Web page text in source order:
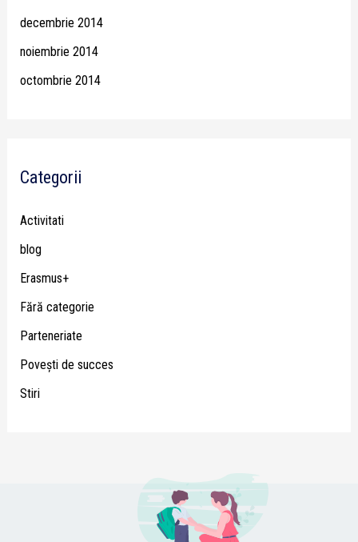
decembrie 2014
noiembrie 2014
octombrie 2014
Categorii
Activitati
blog
Erasmus+
Fără categorie
Parteneriate
Poveşti de succes
Stiri